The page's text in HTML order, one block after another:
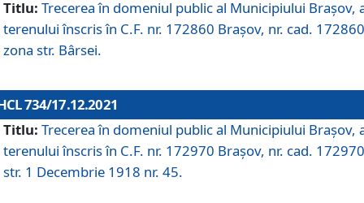
Titlu: Trecerea în domeniul public al Municipiului Braşov,
terenului înscris în C.F. nr. 172860 Brașov, nr. cad.
zona str. Bârsei.
734/17.12.2021
Titlu: Trecerea în domeniul public al Municipiului Braşov,
terenului înscris în C.F. nr. 172970 Brașov, nr. cad.
str. 1 Decembrie 1918 nr. 45.